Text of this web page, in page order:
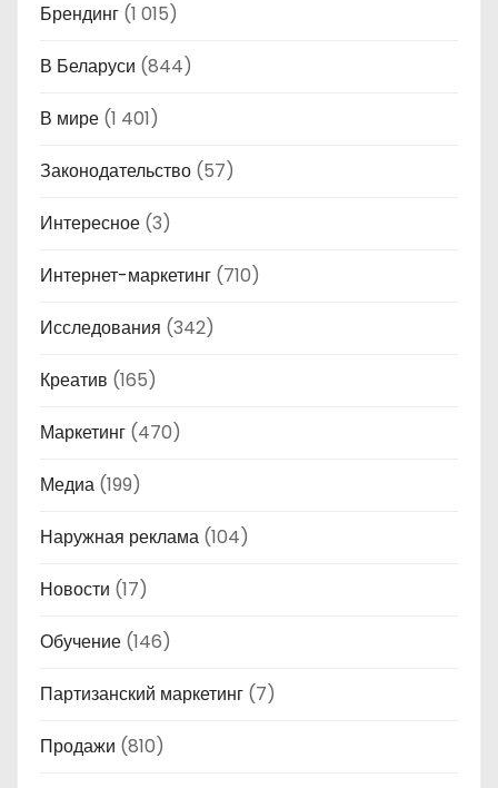
Брендинг (1 015)
В Беларуси (844)
В мире (1 401)
Законодательство (57)
Интересное (3)
Интернет-маркетинг (710)
Исследования (342)
Креатив (165)
Маркетинг (470)
Медиа (199)
Наружная реклама (104)
Новости (17)
Обучение (146)
Партизанский маркетинг (7)
Продажи (810)